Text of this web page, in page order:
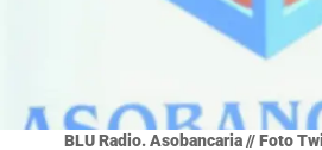
BLU Radio. Asobancaria // Foto